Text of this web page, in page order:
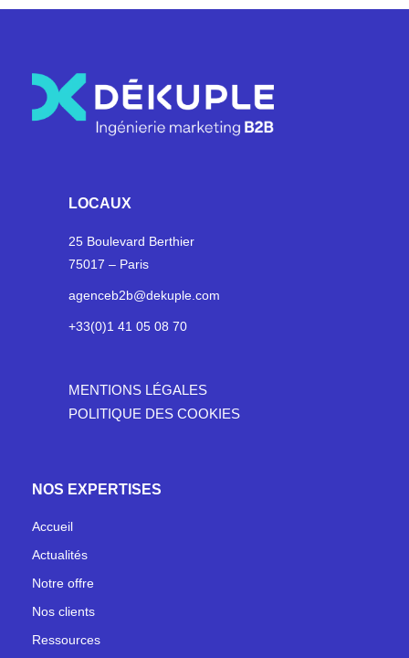
LOCAUX
25 Boulevard Berthier
75017 – Paris
agenceb2b@dekuple.com
+33(0)1 41 05 08 70
MENTIONS LÉGALES
POLITIQUE DES COOKIES
NOS EXPERTISES
Accueil
Actualités
Notre offre
Nos clients
Ressources